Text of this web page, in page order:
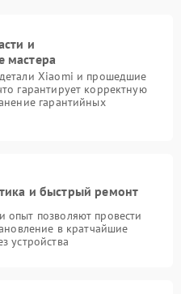
и
мастера
Xiaomi и прошедшие
гарантирует корректную
гарантийных
и быстрый ремонт
позволяют провести
в кратчайшие
устройства